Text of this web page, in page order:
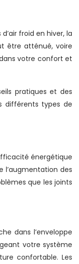
être atténué, voire
votre confort et
pratiques et des
différents types de
énergétique
l’augmentation des
que les joints
dans l’enveloppe
votre système
confortable. Les